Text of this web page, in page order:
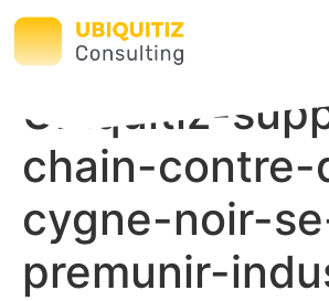
Ubiquitiz-
chain-
cygne-noir-
premunir-